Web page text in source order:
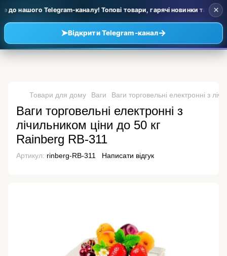
нашого Telegram-каналу! Топові товари, гарячі новинки та
➤Відкрити Telegram-канал→
×
Товари для дому Ваги Ваги торговельні електронні з
Ваги торговельні електронні з
лічильником ціни до 50 кг
Rainberg RB-311
Артикул: rinberg-RB-311 Написати відгук